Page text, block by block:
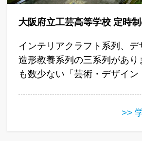
大阪府立工芸高等学校 定時
インテリアクラフト系列、デ
造形教養系列の三系列があり
も数少ない「芸術・デザイン
>>